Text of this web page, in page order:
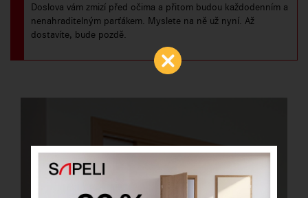
Doslova vám zmizí před očima a přitom budou každodenním a
nenahraditelným parťákem. Myslete na ně už nyní. Až
dostavíte, bude pozdě.